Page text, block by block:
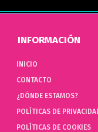
INFORMACIÓN
INICIO
CONTACTO
¿DÓNDE ESTAMOS?
POLÍTICAS DE
POLÍTICAS DE COOKIES